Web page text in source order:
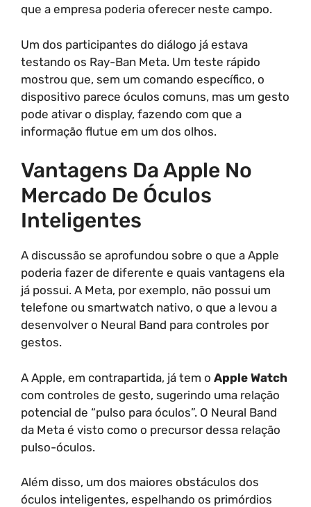
que a empresa poderia oferecer neste campo.
Um dos participantes do diálogo já estava
testando os Ray-Ban Meta. Um teste rápido
mostrou que, sem um comando específico, o
dispositivo parece óculos comuns, mas um gesto
pode ativar o display, fazendo com que a
informação flutue em um dos olhos.
Vantagens Da Apple No
Mercado De Óculos
Inteligentes
A discussão se aprofundou sobre o que a Apple
poderia fazer de diferente e quais vantagens ela
já possui. A Meta, por exemplo, não possui um
telefone ou smartwatch nativo, o que a levou a
desenvolver o Neural Band para controles por
gestos.
A Apple, em contrapartida, já tem o Apple Watch
com controles de gesto, sugerindo uma relação
potencial de “pulso para óculos”. O Neural Band
da Meta é visto como o precursor dessa relação
pulso-óculos.
Além disso, um dos maiores obstáculos dos
óculos inteligentes, espelhando os primórdios